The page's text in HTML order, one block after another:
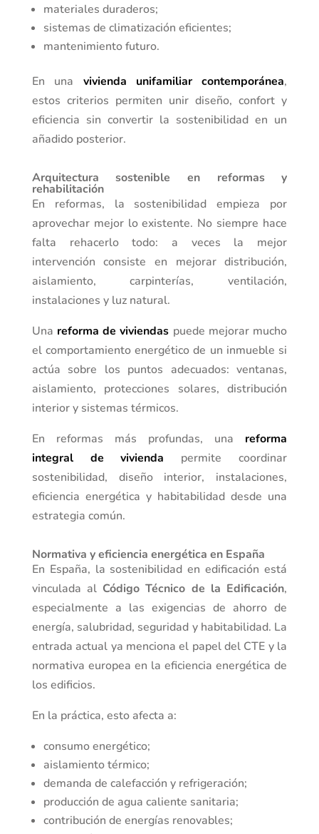
materiales duraderos;
sistemas de climatización eficientes;
mantenimiento futuro.
En una vivienda unifamiliar contemporánea,
estos criterios permiten unir diseño, confort y
eficiencia sin convertir la sostenibilidad en un
añadido posterior.
Arquitectura sostenible en reformas y
rehabilitación
En reformas, la sostenibilidad empieza por
aprovechar mejor lo existente. No siempre hace
falta rehacerlo todo: a veces la mejor
intervención consiste en mejorar distribución,
aislamiento, carpinterías, ventilación,
instalaciones y luz natural.
Una reforma de viviendas puede mejorar mucho
el comportamiento energético de un inmueble si
actúa sobre los puntos adecuados: ventanas,
aislamiento, protecciones solares, distribución
interior y sistemas térmicos.
En reformas más profundas, una reforma
integral de vivienda permite coordinar
sostenibilidad, diseño interior, instalaciones,
eficiencia energética y habitabilidad desde una
estrategia común.
Normativa y eficiencia energética en España
En España, la sostenibilidad en edificación está
vinculada al Código Técnico de la Edificación,
especialmente a las exigencias de ahorro de
energía, salubridad, seguridad y habitabilidad. La
entrada actual ya menciona el papel del CTE y la
normativa europea en la eficiencia energética de
los edificios.
En la práctica, esto afecta a:
consumo energético;
aislamiento térmico;
demanda de calefacción y refrigeración;
producción de agua caliente sanitaria;
contribución de energías renovables;